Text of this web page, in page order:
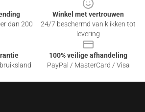
dan 200
Winkel met vertrouwen
24/7 beschermd van klikken tot
levering
100% veilige afhandeling
PayPal / MasterCard / Visa